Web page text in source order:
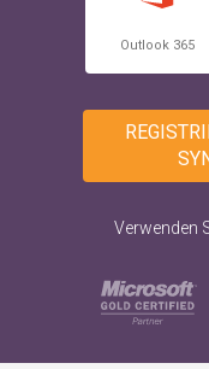
Outlook 365
Verwenden